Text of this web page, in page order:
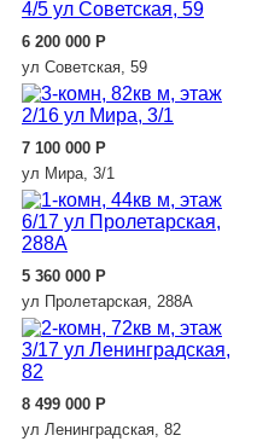
6 200 000 Р
ул Советская, 59
7 100 000 Р
ул Мира, 3/1
5 360 000 Р
ул Пролетарская, 288А
8 499 000 Р
ул Ленинградская, 82